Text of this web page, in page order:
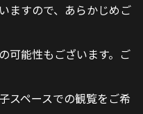
ますので、あらかじめご
可能性もございます。ご
スペースでの観覧をご希